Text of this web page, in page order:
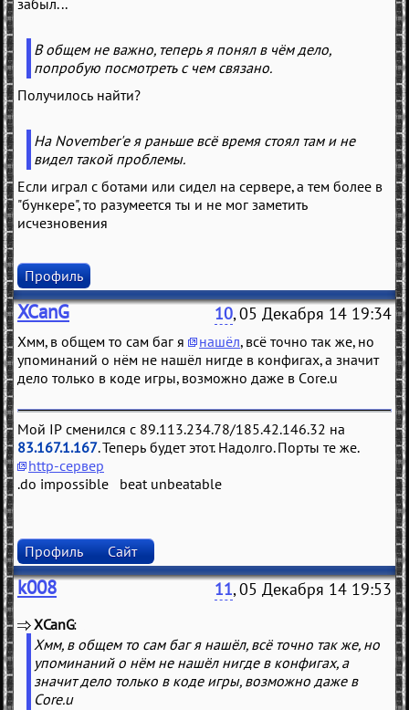
забыл...
В общем не важно, теперь я понял в чём дело,
попробую посмотреть с чем связано.
Получилось найти?
На November'е я раньше всё время стоял там и не
видел такой проблемы.
Если играл с ботами или сидел на сервере, а тем более в
"бункере", то разумеется ты и не мог заметить
исчезновения
Профиль
XCanG 10, 05 Декабря 14 19:34
Хмм, в общем то сам баг я нашёл, всё точно так же, но
упоминаний о нём не нашёл нигде в конфигах, а значит
дело только в коде игры, возможно даже в Core.u
Мой IP сменился с 89.113.234.78/185.42.146.32 на
83.167.1.167. Теперь будет этот. Надолго. Порты те же.
http-сервер
.do impossible beat unbeatable
Профиль Сайт
k008 11, 05 Декабря 14 19:53
XCanG
Хмм, в общем то сам баг я нашёл, всё точно так же, но
упоминаний о нём не нашёл нигде в конфигах, а
значит дело только в коде игры, возможно даже в
Core.u